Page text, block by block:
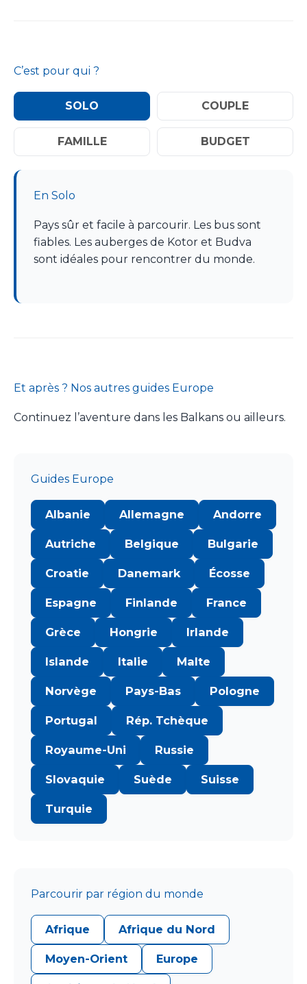
C’est pour qui ?
SOLO COUPLE
FAMILLE BUDGET
En Solo
Pays sûr et facile à parcourir. Les bus sont
fiables. Les auberges de Kotor et Budva
sont idéales pour rencontrer du monde.
Et après ? Nos autres guides Europe
Continuez l’aventure dans les Balkans ou ailleurs.
Guides Europe
Albanie Allemagne Andorre
Autriche Belgique Bulgarie
Croatie Danemark Écosse
Espagne Finlande France
Grèce Hongrie Irlande
Islande Italie Malte
Norvège Pays-Bas Pologne
Portugal Rép. Tchèque
Royaume-Uni Russie
Slovaquie Suède Suisse
Turquie
Parcourir par région du monde
Afrique Afrique du Nord
Moyen-Orient Europe